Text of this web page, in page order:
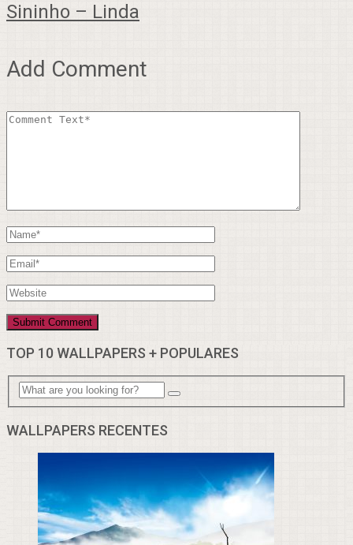
Sininho – Linda
Add Comment
TOP 10 WALLPAPERS + POPULARES
WALLPAPERS RECENTES